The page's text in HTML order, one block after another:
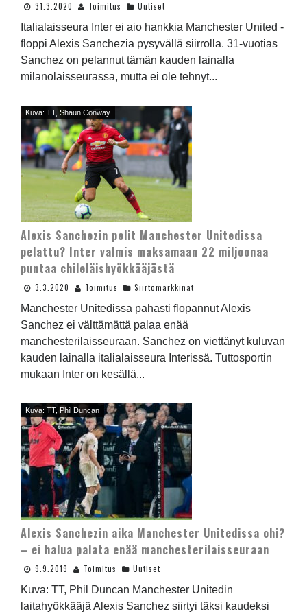
31.3.2020 Toimitus Uutiset
Italialaisseura Inter ei aio hankkia Manchester United -
floppi Alexis Sanchezia pysyvällä siirrolla. 31-vuotias
Sanchez on pelannut tämän kauden lainalla
milanolaisseurassa, mutta ei ole tehnyt...
Kuva: TT, Shaun Conway
Alexis Sanchezin pelit Manchester Unitedissa
pelattu? Inter valmis maksamaan 22 miljoonaa
puntaa chileläishyökkääjästä
3.3.2020 Toimitus Siirtomarkkinat
Manchester Unitedissa pahasti flopannut Alexis
Sanchez ei välttämättä palaa enää
manchesterilaisseuraan. Sanchez on viettänyt kuluvan
kauden lainalla italialaisseura Interissä. Tuttosportin
mukaan Inter on kesällä...
Kuva: TT, Phil Duncan
Alexis Sanchezin aika Manchester Unitedissa ohi?
– ei halua palata enää manchesterilaisseuraan
9.9.2019 Toimitus Uutiset
Kuva: TT, Phil Duncan Manchester Unitedin
laitahyökkääjä Alexis Sanchez siirtyi täksi kaudeksi